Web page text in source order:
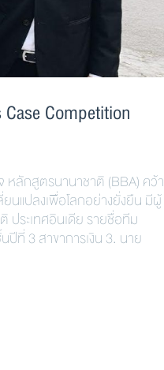
Case Competition
ลักสูตรนานาชาติ (BBA) คว้า
ยนแปลงเพื่อโลกอย่างยั่งยืน มีผู้
ประเทศอินเดีย รายชื่อทีม
ที่ 3 สาขาการเงิน 3. นาย